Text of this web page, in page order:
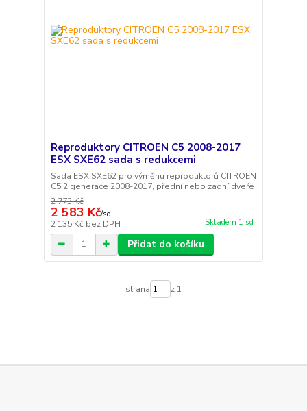
Reproduktory CITROEN C5 2008-2017
ESX SXE62 sada s redukcemi
Sada ESX SXE62 pro výměnu reproduktorů CITROEN
C5 2.generace 2008-2017, přední nebo zadní dveře
2 773 Kč
2 583 Kč/sd
2 135 Kč bez DPH Skladem 1 sd
Přidat do košíku
strana z 1